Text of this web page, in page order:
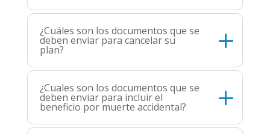
¿Cuáles son los documentos que se
deben enviar para cancelar su
plan?
¿Cuales son los documentos que se
deben enviar para incluir el
beneficio por muerte accidental?